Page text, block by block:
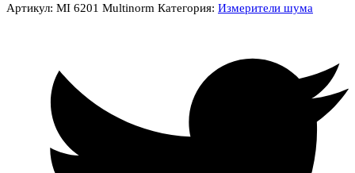
Артикул: MI 6201 Multinorm Категория: Измерители шума